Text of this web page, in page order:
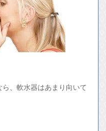
、軟水器はあまり向いて